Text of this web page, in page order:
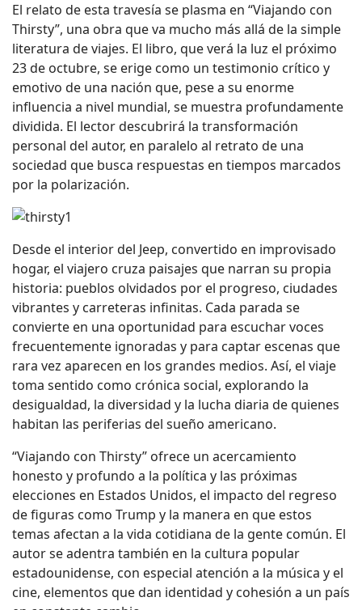
El relato de esta travesía se plasma en “Viajando con
Thirsty”, una obra que va mucho más allá de la simple
literatura de viajes. El libro, que verá la luz el próximo
23 de octubre, se erige como un testimonio crítico y
emotivo de una nación que, pese a su enorme
influencia a nivel mundial, se muestra profundamente
dividida. El lector descubrirá la transformación
personal del autor, en paralelo al retrato de una
sociedad que busca respuestas en tiempos marcados
por la polarización.
Desde el interior del Jeep, convertido en improvisado
hogar, el viajero cruza paisajes que narran su propia
historia: pueblos olvidados por el progreso, ciudades
vibrantes y carreteras infinitas. Cada parada se
convierte en una oportunidad para escuchar voces
frecuentemente ignoradas y para captar escenas que
rara vez aparecen en los grandes medios. Así, el viaje
toma sentido como crónica social, explorando la
desigualdad, la diversidad y la lucha diaria de quienes
habitan las periferias del sueño americano.
“Viajando con Thirsty” ofrece un acercamiento
honesto y profundo a la política y las próximas
elecciones en Estados Unidos, el impacto del regreso
de figuras como Trump y la manera en que estos
temas afectan a la vida cotidiana de la gente común. El
autor se adentra también en la cultura popular
estadounidense, con especial atención a la música y el
cine, elementos que dan identidad y cohesión a un país